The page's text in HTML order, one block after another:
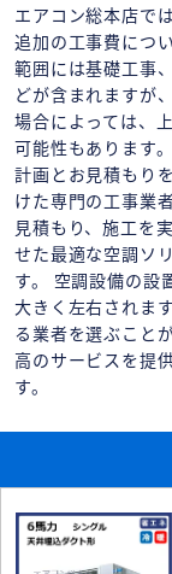
エアコン総本店で
追加の工事費につ
範囲には基礎工事
どが含まれますが
場合によっては、
可能性もあります
計画とお見積もり
けた専門の工事業
見積もり、施工を
せた最適な空調ソ
す。 空調設備の設
大きく左右されま
る業者を選ぶこと
高のサービスを提
す。